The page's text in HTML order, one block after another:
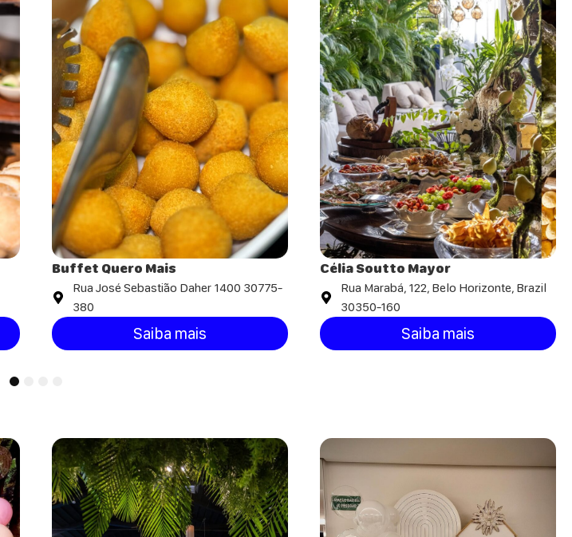
Buffet Quero Mais
Rua José Sebastião Daher 1400 30775-
380
Saiba mais
Célia Soutto Mayor
Rua Marabá, 122, Belo Horizonte, Brazil
30350-160
Saiba mais
4